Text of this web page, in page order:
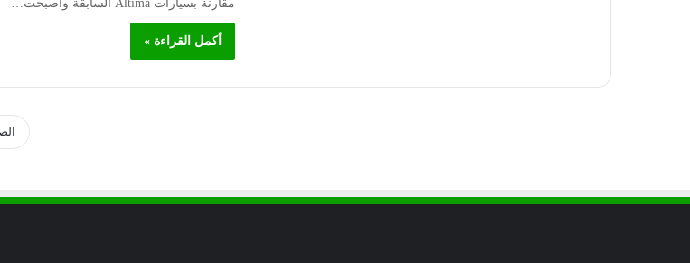
مقارنة بسيارات Altima السابقة وأصبحت…
أكمل القراءة »